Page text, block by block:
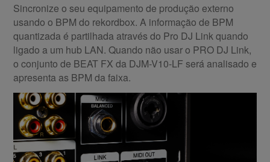
Sincronize o seu equipamento de produção externo
usando o BPM do rekordbox. A informação de BPM
quantizada é partilhada através do Pro DJ Link quando
ligado a um hub LAN. Quando não usar o PRO DJ Link,
o conjunto de BEAT FX da DJM-V10-LF será analisado e
apresenta as BPM da faixa.